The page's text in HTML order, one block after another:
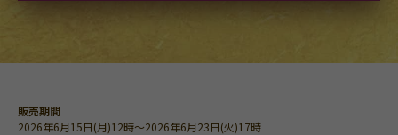
販売期間
2026年6月15日(月)12時～2026年6月23日(火)17時